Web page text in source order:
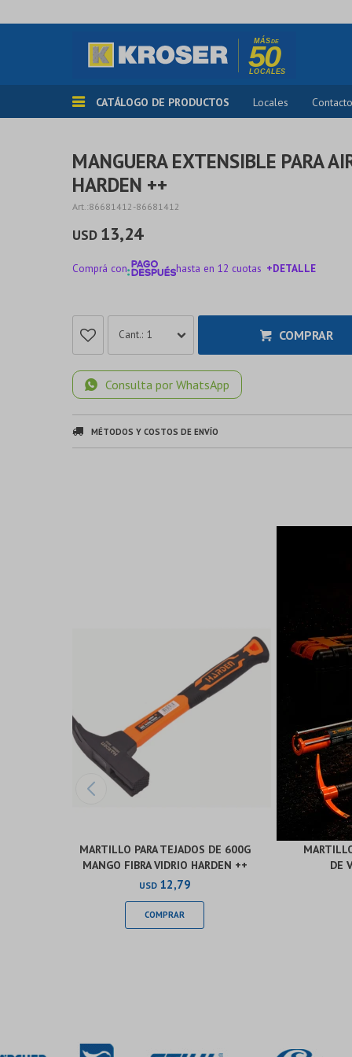
CATÁLOGO DE PRODUCTOS Locales Contacto
MANGUERA EXTENSIBLE PARA
HARDEN ++
86681412-86681412
USD 13,24
Comprá con hasta en 12 cuotas +DETALLE
1 COMPRAR
Consulta por WhatsApp
MÉTODOS Y COSTOS DE ENVÍO
MARTILLO PARA TEJADOS DE 600G
MANGO FIBRA VIDRIO HARDEN ++
USD 12,79
DE